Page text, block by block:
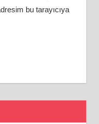
bu tarayıcıya